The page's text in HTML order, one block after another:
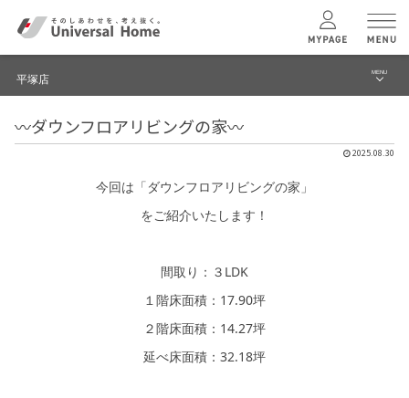
ユニバーサル ホームの特長
コンセプトプラン
検索・見学予約
平塚店 MENU
ブログ
〰️ダウンフロアリビングの家〰️
2025.08.30
今回は「ダウンフロアリビングの家」
をご紹介いたします！
間取り：３LDK
１階床面積：17.90坪
２階床面積：14.27坪
延べ床面積：32.18坪